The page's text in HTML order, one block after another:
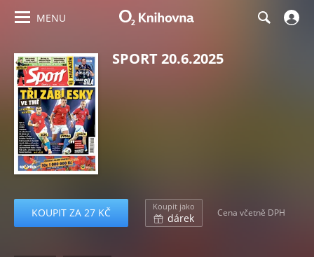
MENU
SPORT 20.6.2025
KOUPIT ZA 27 KČ Koupit jako
dárek Cena včetně DPH